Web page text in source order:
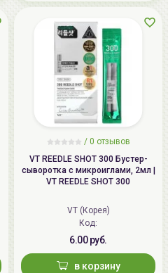
/ 0 отзывов
VT REEDLE SHOT 300 Бустер-
сыворотка с микроиглами, 2мл |
VT REEDLE SHOT 300
VT (Корея)
Код:
6.00 руб.
в корзину